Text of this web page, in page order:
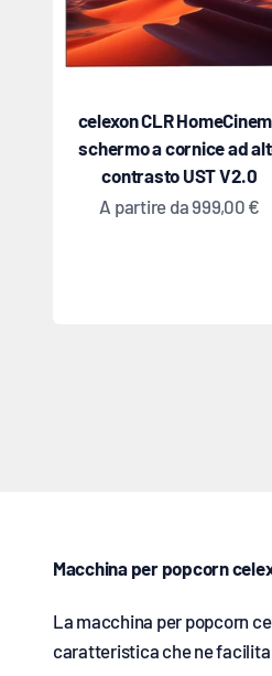
celexon CLR
schermo a cornice ad
contrasto UST V2.0
Prezzo scontato
A partire da999,00 €
Macchina per popcorn
La macchina per popcorn
caratteristica che ne facilita